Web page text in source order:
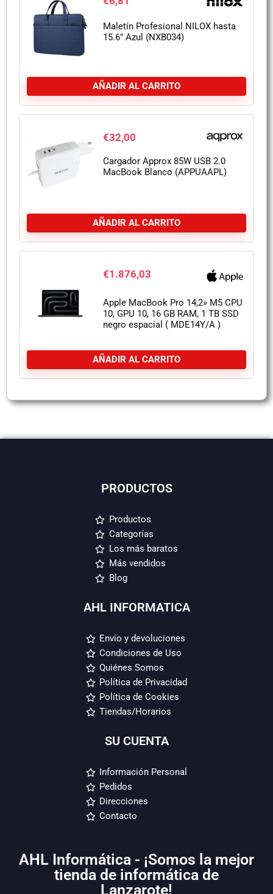
Maletín Profesional NILOX hasta
15.6″ Azul (NXB034)
AÑADIR AL CARRITO
€32,00
Cargador Approx 85W USB 2.0
MacBook Blanco (APPUAAPL)
AÑADIR AL CARRITO
€1.876,03
Apple MacBook Pro 14,2» M5 CPU
10, GPU 10, 16 GB RAM, 1 TB SSD
negro espacial ( MDE14Y/A )
AÑADIR AL CARRITO
PRODUCTOS
Productos
Categorías
Los más baratos
Más vendidos
Blog
AHL INFORMATICA
Envío y devoluciones
Condiciones de Uso
Quiénes Somos
Política de Privacidad
Política de Cookies
Tiendas/Horarios
SU CUENTA
Información Personal
Pedidos
Direcciones
Contacto
AHL Informática - ¡Somos la mejor
tienda de informática de
Lanzarote!